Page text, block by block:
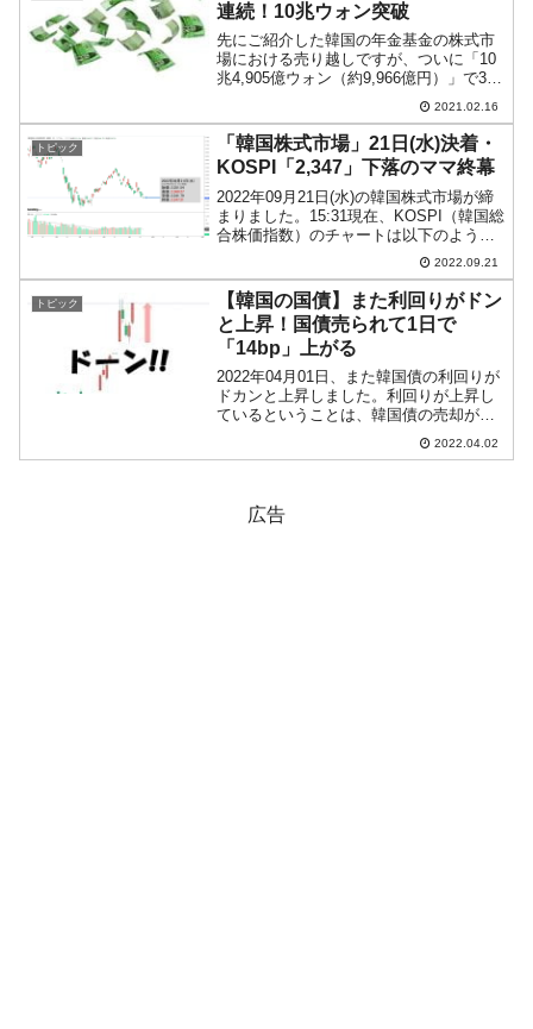
連続！10兆ウォン突破
先にご紹介した韓国の年金基金の株式市
場における売り越しですが、ついに「10
兆4,905億ウォン（約9,966億円）」で31
日連続まで来ました。2020年06月以降の
売り越し金額は18兆1,000億ウォン（約1
兆7,195億円）。「現在のコス...
2021.02.16
トピック
「韓国株式市場」21日(水)決着・
KOSPI「2,347」下落のママ終幕
2022年09月21日(水)の韓国株式市場が締
まりました。15:31現在、KOSPI（韓国総
合株価指数）のチャートは以下のように
『Investing.com』より引用）。陰線のマ
マ締まりました。『FOMC』通過待ち
か...
2022.09.21
トピック
【韓国の国債】また利回りがドン
と上昇！国債売られて1日で
「14bp」上がる
2022年04月01日、また韓国債の利回りが
ドカンと上昇しました。利回りが上昇し
ているということは、韓国債の売却が進
んでおり、市場から資金が逃げ出してい
ることを意味します。韓国ではウォン安
2022.04.02
広告